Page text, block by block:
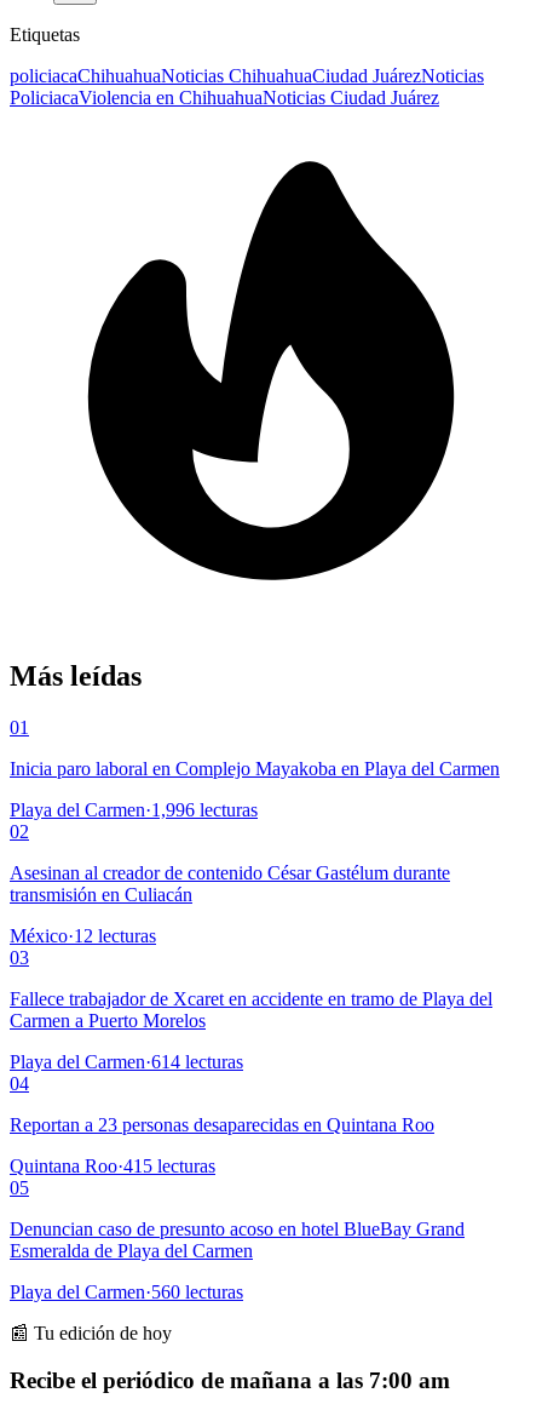
Etiquetas
policiacaChihuahuaNoticias ChihuahuaCiudad JuárezNoticias
PoliciacaViolencia en ChihuahuaNoticias Ciudad Juárez
Más leídas
01
Inicia paro laboral en Complejo Mayakoba en Playa del Carmen
Playa del Carmen·1,996 lecturas
02
Asesinan al creador de contenido César Gastélum durante
transmisión en Culiacán
México·12 lecturas
03
Fallece trabajador de Xcaret en accidente en tramo de Playa del
Carmen a Puerto Morelos
Playa del Carmen·614 lecturas
04
Reportan a 23 personas desaparecidas en Quintana Roo
Quintana Roo·415 lecturas
05
Denuncian caso de presunto acoso en hotel BlueBay Grand
Esmeralda de Playa del Carmen
Playa del Carmen·560 lecturas
📰 Tu edición de hoy
Recibe el periódico de mañana a las 7:00 am